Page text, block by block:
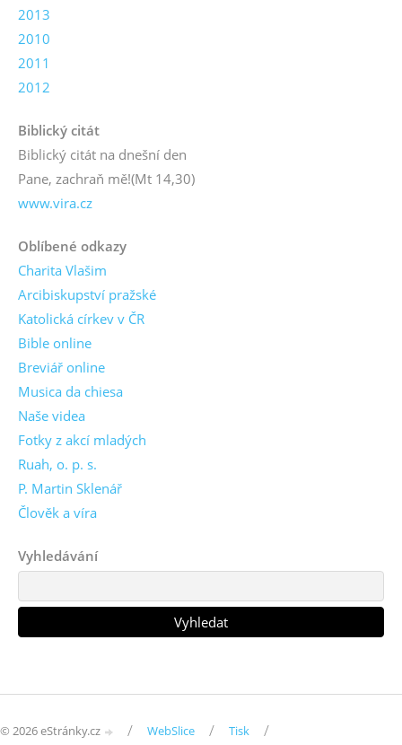
2013
2010
2011
2012
Biblický citát
Biblický citát na dnešní den
Pane, zachraň mě!(Mt 14,30)
www.vira.cz
Oblíbené odkazy
Charita Vlašim
Arcibiskupství pražské
Katolická církev v ČR
Bible online
Breviář online
Musica da chiesa
Naše videa
Fotky z akcí mladých
Ruah, o. p. s.
P. Martin Sklenář
Člověk a víra
Vyhledávání
© 2026 eStránky.cz / WebSlice / Tisk /